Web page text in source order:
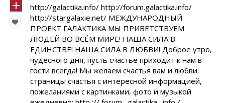
http://galactika.info/ http://forum.galactika.info/
http://stargalaxie.net/ МЕЖДУНАРОДНЫЙ
ПРОЕКТ ГАЛАКТИКА МЫ ПРИВЕТСТВУЕМ
ЛЮДЕЙ ВО ВСЁМ МИРЕ! НАША СИЛА В
ЕДИНСТВЕ! НАША СИЛА В ЛЮБВИ! Доброе утро,
чудесного дня, пусть счастье приходит к нам в
гости всегда! Мы желаем счастья вам и любви:
страницы счастья с интересной информацией,
пожеланиями с картинками, фото и музыкой